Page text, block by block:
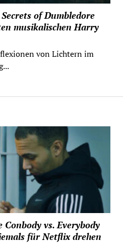
of Dumbledore
musikalischen Harry
von Lichtern im
vs. Everybody
für Netflix drehen